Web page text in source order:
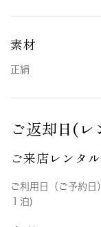
素材
正絹
ご返却日(
ご来店レンタ
ご利用日（ご予約日
１泊)